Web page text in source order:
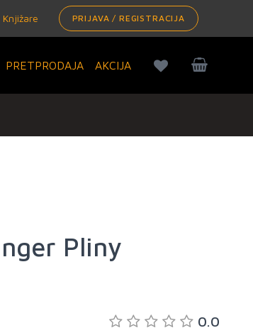
Knjižare PRIJAVA / REGISTRACIJA
PRETPRODAJA AKCIJA
Pliny
0.0